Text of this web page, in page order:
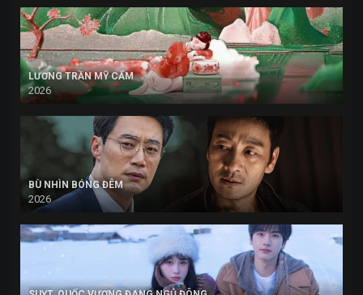
LƯƠNG TRẦN MỸ CẨM
2026
BÙ NHÌN BÓNG ĐÊM
2026